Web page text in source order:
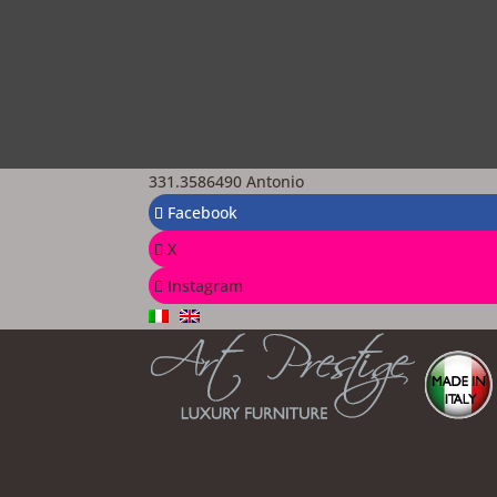
331.3586490 Antonio
Facebook
X
Instagram